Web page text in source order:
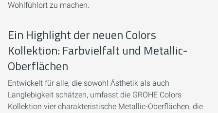
Wohlfühlort zu machen.
Ein Highlight der neuen Colors
Kollektion: Farbvielfalt und Metallic-
Oberflächen
Entwickelt für alle, die sowohl Ästhetik als auch
Langlebigkeit schätzen, umfasst die GROHE Colors
Kollektion vier charakteristische Metallic-Oberflächen, die